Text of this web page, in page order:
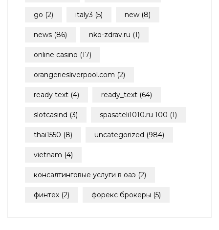
go (2) italy3 (5) new (8)
news (86) nko-zdrav.ru (1)
online casino (17)
orangeriesliverpool.com (2)
ready text (4) ready_text (64)
slotcasind (3) spasateli1010.ru 100 (1)
thai1550 (8) uncategorized (984)
vietnam (4)
консалтинговые услуги в оаэ (2)
финтех (2) форекс брокеры (5)